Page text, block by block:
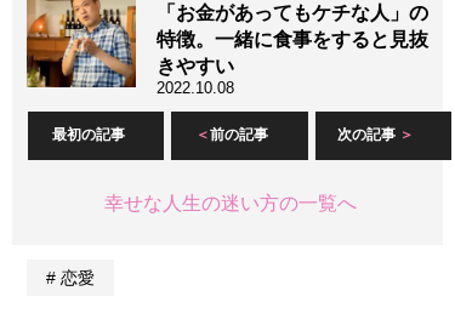
「お金があってもケチな人」の
特徴。一緒に食事をすると見抜
きやすい
2022.10.08
最初の記事 前の記事 次の記事
幸せな人生の迷い方の一覧へ
恋愛